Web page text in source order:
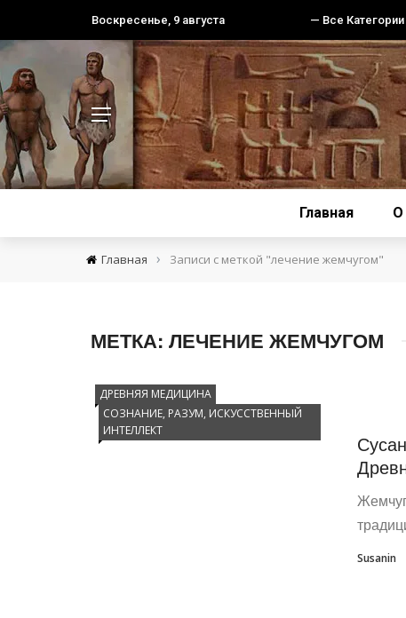
Воскресенье, 9 августа — Все Категории
Главная О
Главная › Записи с меткой "лечение жемчугом"
МЕТКА: ЛЕЧЕНИЕ ЖЕМЧУГОМ
ДРЕВНЯЯ МЕДИЦИНА
СОЗНАНИЕ, РАЗУМ, ИСКУССТВЕННЫЙ
ИНТЕЛЛЕКТ
Susanin